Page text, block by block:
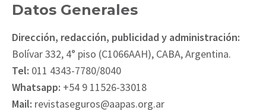
Datos Generales
Dirección, redacción, publicidad y administración:
Bolívar 332, 4° piso (C1066AAH), CABA, Argentina.
Tel: 011 4343-7780/8040
Whatsapp: +54 9 11526-33018
Mail: revistaseguros@aapas.org.ar